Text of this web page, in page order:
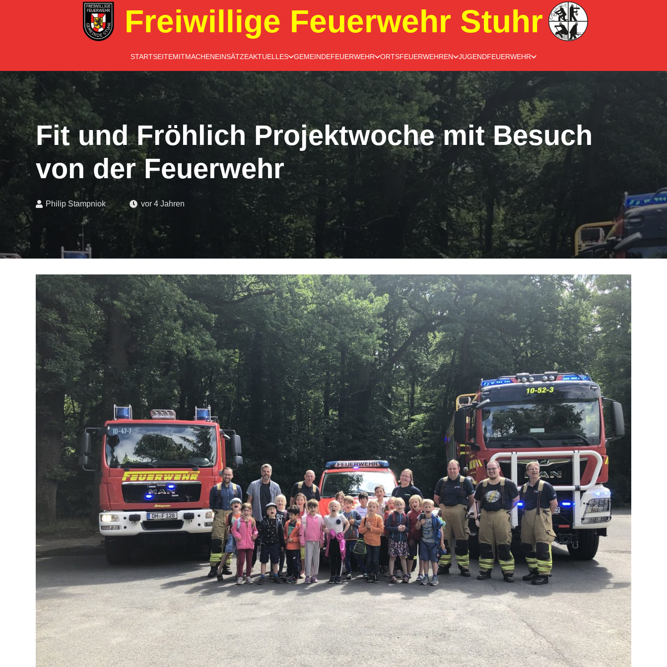
Freiwillige Feuerwehr Stuhr
STARTSEITEMITMACHENEINSÄTZEAKTUELLES GEMEINDEFEUERWEHR ORTSFEUERWEHREN JUGENDFEUERWEHR
Fit und Fröhlich Projektwoche mit Besuch
von der Feuerwehr
Philip Stampniok vor 4 Jahren